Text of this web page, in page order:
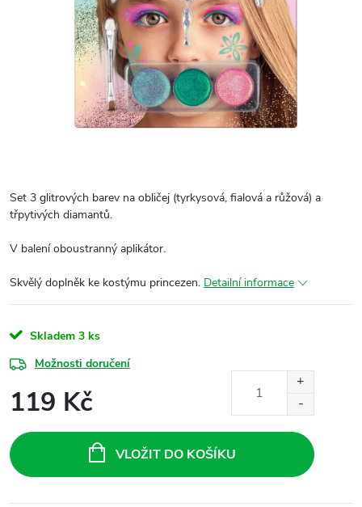
Set 3 glitrových barev na obličej (tyrkysová, fialová a růžová) a
třpytivých diamantů.
V balení oboustranný aplikátor.
Skvělý doplněk ke kostýmu princezen. Detailní informace
Skladem 3 ks
Možnosti doručení
119 Kč
cena:
VLOŽIT DO KOŠÍKU